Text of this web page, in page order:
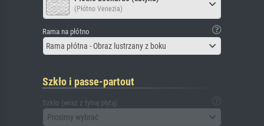
(Płótno Venezia)
Rama na płótno
Rama płótna - Obraz lustrzany z boku
Szkło i passe-partout
Szkło (wraz z tylną płytą)
Prosimy wybrać